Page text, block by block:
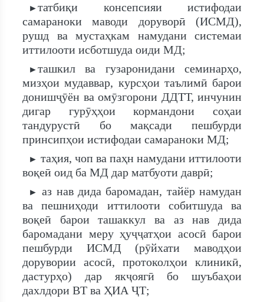
►татбиқи консепсияи истифодаи
самараноки маводи доруворӣ (ИСМД),
рушд ва мустаҳкам намудани системаи
иттилооти исботшуда оиди МД;
►ташкил ва гузаронидани семинарҳо,
мизҳои мудаввар, курсҳои таълимӣ барои
донишҷӯён ва омӯзгорони ДДТТ, инчунин
дигар гурӯҳҳои кормандони соҳаи
тандурустӣ бо мақсади пешбурди
принсипҳои истифодаи самараноки МД;
► таҳия, чоп ва паҳн намудани иттилооти
воқеӣ оид ба МД дар матбуоти даврӣ;
► аз нав дида баромадан, тайёр намудан
ва пешниҳоди иттилооти собитшуда ва
воқеӣ барои ташаккул ва аз нав дида
баромадани меру ҳуҷҷатҳои асосӣ барои
пешбурди ИСМД (рӯйхати маводҳои
дорувории асосӣ, протоколҳои клиникӣ,
дастурҳо) дар якҷоягӣ бо шуъбаҳои
дахлдори ВТ ва ҲИА ҶТ;